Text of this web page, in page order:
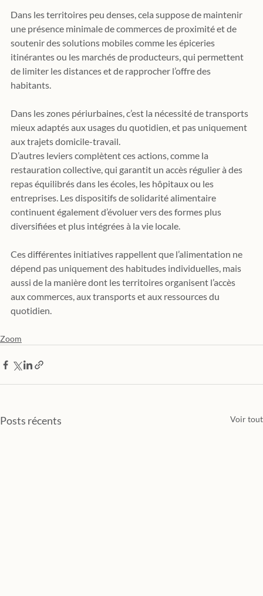
Dans les territoires peu denses, cela suppose de maintenir
une présence minimale de commerces de proximité et de
soutenir des solutions mobiles comme les épiceries
itinérantes ou les marchés de producteurs, qui permettent
de limiter les distances et de rapprocher l’offre des
habitants.
Dans les zones périurbaines, c’est la nécessité de transports
mieux adaptés aux usages du quotidien, et pas uniquement
aux trajets domicile-travail.
D’autres leviers complètent ces actions, comme la
restauration collective, qui garantit un accès régulier à des
repas équilibrés dans les écoles, les hôpitaux ou les
entreprises. Les dispositifs de solidarité alimentaire
continuent également d’évoluer vers des formes plus
diversifiées et plus intégrées à la vie locale.
Ces différentes initiatives rappellent que l’alimentation ne
dépend pas uniquement des habitudes individuelles, mais
aussi de la manière dont les territoires organisent l’accès
aux commerces, aux transports et aux ressources du
quotidien.
Zoom
Posts récents Voir tout